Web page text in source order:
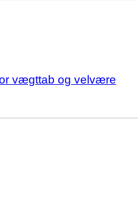
vægttab og velvære